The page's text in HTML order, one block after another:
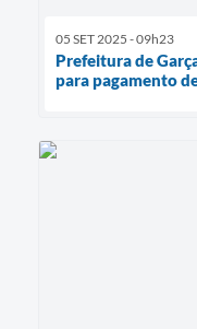
05 SET 2025 - 09h23
Prefeitura de
para pagamento